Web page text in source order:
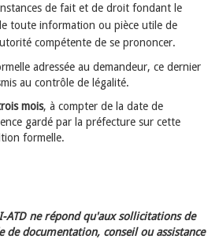
de fait et de droit fondant le
toute information ou pièce utile de
compétente de se prononcer.
adressée au demandeur, ce dernier
au contrôle de légalité.
mois, à compter de la date de
gardé par la préfecture sur cette
formelle.
ATD ne répond qu'aux sollicitations de
de documentation, conseil ou assistance